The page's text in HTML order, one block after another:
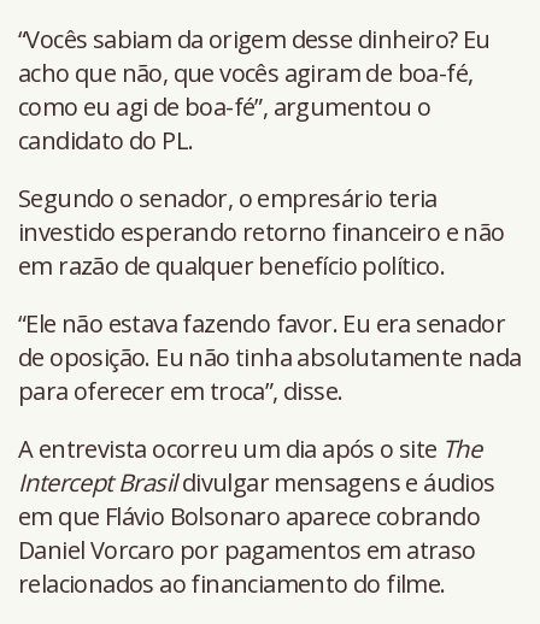
“Vocês sabiam da origem desse dinheiro? Eu
acho que não, que vocês agiram de boa-fé,
como eu agi de boa-fé”, argumentou o
candidato do PL.
Segundo o senador, o empresário teria
investido esperando retorno financeiro e não
em razão de qualquer benefício político.
“Ele não estava fazendo favor. Eu era senador
de oposição. Eu não tinha absolutamente nada
para oferecer em troca”, disse.
A entrevista ocorreu um dia após o site The
Intercept Brasildivulgar mensagens e áudios
em que Flávio Bolsonaro aparece cobrando
Daniel Vorcaro por pagamentos em atraso
relacionados ao financiamento do filme.